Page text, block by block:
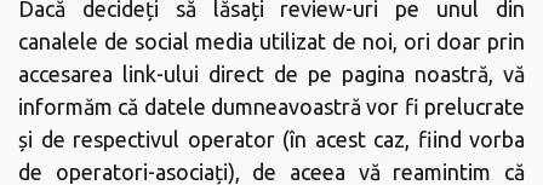
Dacă decideți să lăsați review-uri pe unul din
canalele de social media utilizat de noi, ori doar prin
accesarea link-ului direct de pe pagina noastră, vă
informăm că datele dumneavoastră vor fi prelucrate
și de respectivul operator (în acest caz, fiind vorba
de operatori-asociați), de aceea vă reamintim că